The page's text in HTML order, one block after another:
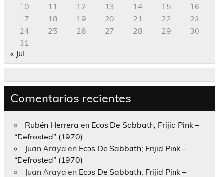
10
11 12 13 14 15
16
17
18 19 20 21 22
23
24
25 26 27 28 29
30
31
« Jul
Comentarios recientes
Rubén Herrera en Ecos De Sabbath; Frijid Pink –
“Defrosted” (1970)
Juan Araya en Ecos De Sabbath; Frijid Pink –
“Defrosted” (1970)
Juan Araya en Ecos De Sabbath; Frijid Pink –